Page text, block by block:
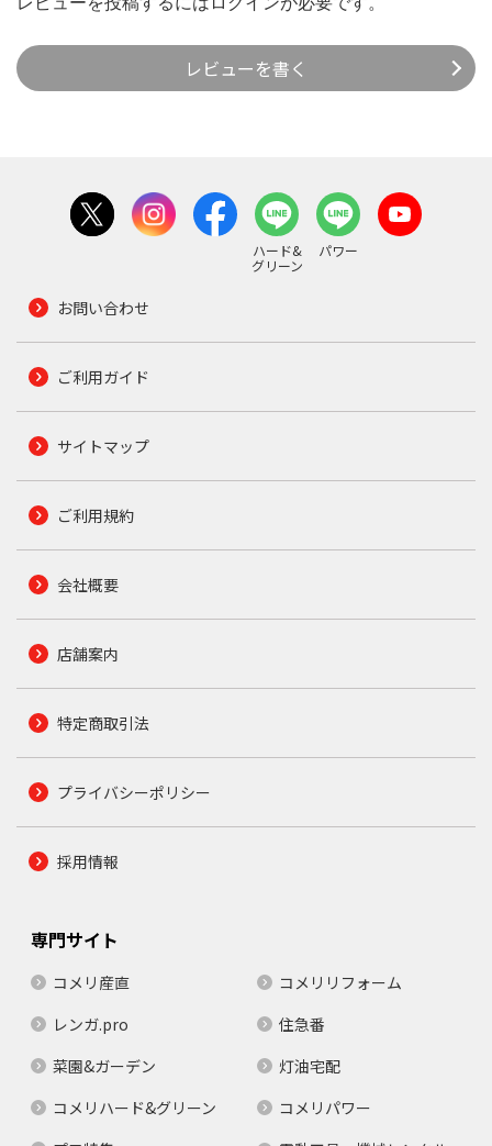
レビューを書く
ハード&
グリーン
パワー
お問い合わせ
ご利用ガイド
サイトマップ
ご利用規約
会社概要
店舗案内
特定商取引法
プライバシーポリシー
採用情報
専門サイト
コメリ産直
コメリリフォーム
レンガ.pro
住急番
菜園&ガーデン
灯油宅配
コメリハード&グリーン
コメリパワー